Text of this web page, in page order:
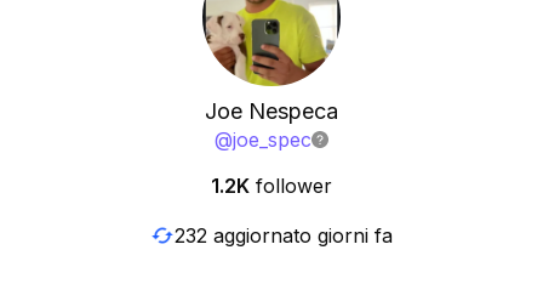
Joe Nespeca
@joe_spec
1.2K follower
232 aggiornato giorni fa